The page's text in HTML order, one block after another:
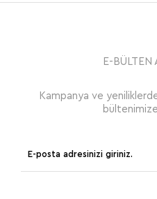
E-BÜLTEN
Kampanya ve